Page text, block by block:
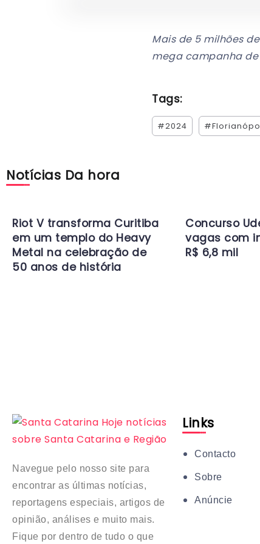
Mais de 5 milhões
mega campanha
Tags:
#2024
Notícias Da hora
Riot V transforma Curitiba
em um templo do Heavy
Metal na celebração de
50 anos de história
Concurso
vagas com
R$ 6,8 mil
Navegue pelo nosso site para
encontrar as últimas notícias,
reportagens especiais, artigos de
opinião, análises e muito mais.
Fique por dentro de tudo o que
Links
Contacto
Sobre
Anúncie